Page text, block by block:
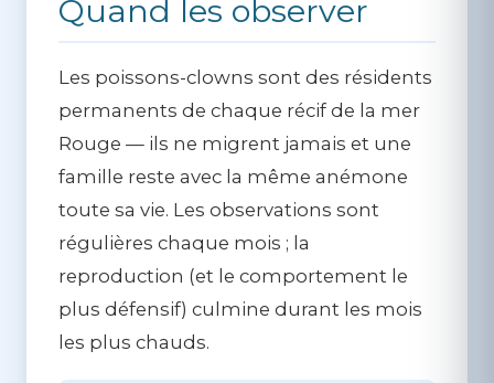
Quand les observer
Les poissons-clowns sont des résidents
permanents de chaque récif de la mer
Rouge — ils ne migrent jamais et une
famille reste avec la même anémone
toute sa vie. Les observations sont
régulières chaque mois ; la
reproduction (et le comportement le
plus défensif) culmine durant les mois
les plus chauds.